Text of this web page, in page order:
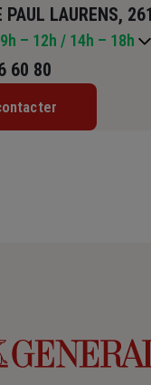
PAUL LAURENS,
Ouvert 09h – 12h / 14h – 18h
– 12h / 14h – 18h
60 80